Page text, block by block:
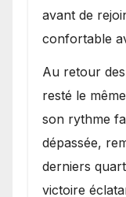
avant de
confortable
Au retour
resté le
son rythme
dépassée,
derniers
victoire